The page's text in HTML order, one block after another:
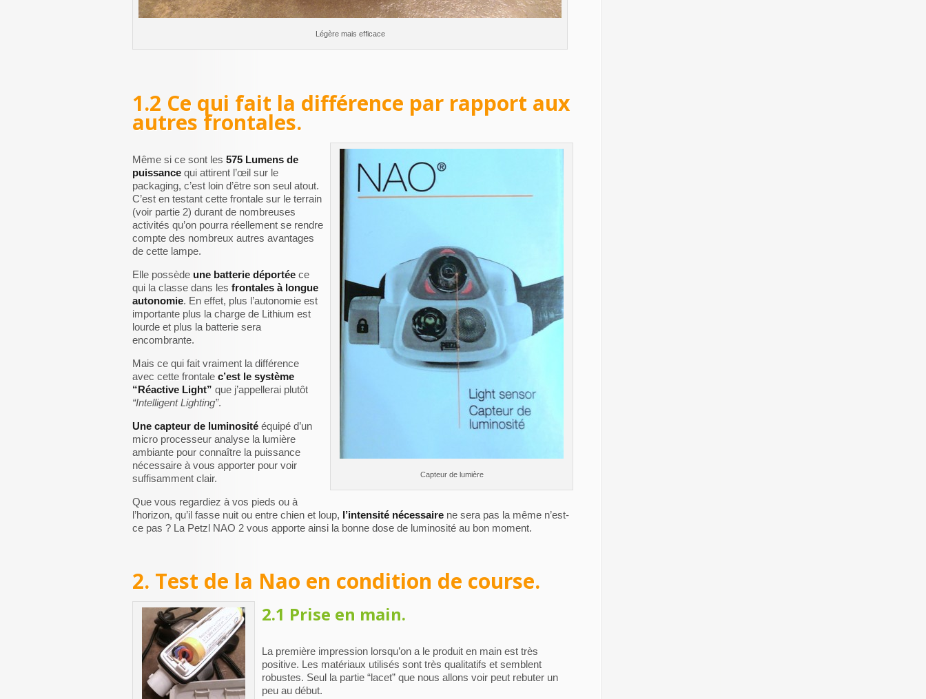
Légère mais efficace
1.2 Ce qui fait la différence par rapport aux
autres frontales.
Capteur de lumière
Même si ce sont les 575 Lumens de
puissance qui attirent l’œil sur le
packaging, c’est loin d’être son seul atout.
C’est en testant cette frontale sur le terrain
(voir partie 2) durant de nombreuses
activités qu’on pourra réellement se rendre
compte des nombreux autres avantages
de cette lampe.
Elle possède une batterie déportée ce
qui la classe dans les frontales à longue
autonomie. En effet, plus l’autonomie est
importante plus la charge de Lithium est
lourde et plus la batterie sera
encombrante.
Mais ce qui fait vraiment la différence
avec cette frontale c’est le système
“Réactive Light” que j’appellerai plutôt
“Intelligent Lighting”.
Une capteur de luminosité équipé d’un
micro processeur analyse la lumière
ambiante pour connaître la puissance
nécessaire à vous apporter pour voir
suffisamment clair.
Que vous regardiez à vos pieds ou à
l’horizon, qu’il fasse nuit ou entre chien et loup, l’intensité nécessaire ne sera pas la même n’est-
ce pas ? La Petzl NAO 2 vous apporte ainsi la bonne dose de luminosité au bon moment.
2. Test de la Nao en condition de course.
2.1 Prise en main.
La première impression lorsqu’on a le produit en main est très
positive. Les matériaux utilisés sont très qualitatifs et semblent
robustes. Seul la partie “lacet” que nous allons voir peut rebuter un
peu au début.